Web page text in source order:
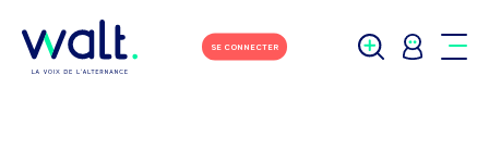
SE CONNECTER
M'écrire